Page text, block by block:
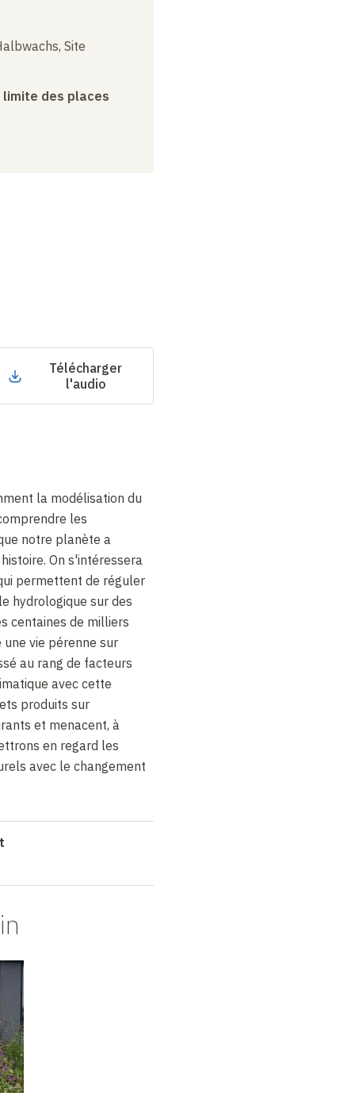
Site
limite des places
Télécharger
l'audio
la modélisation du
les
notre planète a
On s'intéressera
permettent de réguler
hydrologique sur des
centaines de milliers
vie pérenne sur
au rang de facteurs
avec cette
produits sur
et menacent, à
en regard les
avec le changement